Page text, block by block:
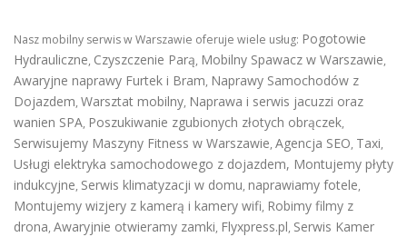
Nasz mobilny serwis w Warszawie oferuje wiele usług: Pogotowie
Hydrauliczne, Czyszczenie Parą, Mobilny Spawacz w Warszawie,
Awaryjne naprawy Furtek i Bram, Naprawy Samochodów z
Dojazdem, Warsztat mobilny, Naprawa i serwis jacuzzi oraz
wanien SPA, Poszukiwanie zgubionych złotych obrączek,
Serwisujemy Maszyny Fitness w Warszawie, Agencja SEO, Taxi,
Usługi elektryka samochodowego z dojazdem, Montujemy płyty
indukcyjne, Serwis klimatyzacji w domu, naprawiamy fotele,
Montujemy wizjery z kamerą i kamery wifi, Robimy filmy z
drona, Awaryjnie otwieramy zamki, Flyxpress.pl, Serwis Kamer